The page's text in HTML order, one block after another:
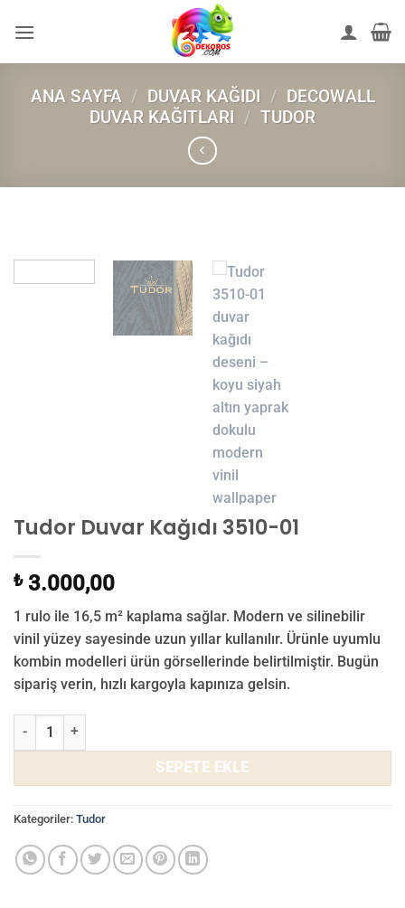
atla
ANA SAYFA / DUVAR KAĞIDI / DECOWALL
DUVAR KAĞITLARI / TUDOR
Tudor Duvar Kağıdı 3510-01
₺3.000,00
1 rulo ile 16,5 m² kaplama sağlar. Modern ve silinebilir
vinil yüzey sayesinde uzun yıllar kullanılır. Ürünle uyumlu
kombin modelleri ürün görsellerinde belirtilmiştir. Bugün
sipariş verin, hızlı kargoyla kapınıza gelsin.
Tudor Duvar Kağıdı 3510-01 adet
SEPETE EKLE
Kategoriler: Tudor